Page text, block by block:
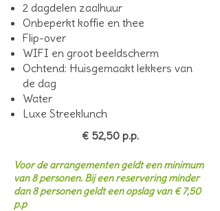
2 dagdelen zaalhuur
Onbeperkt koffie en thee
Flip-over
WIFI en groot beeldscherm
Ochtend: Huisgemaakt lekkers van
de dag
Water
Luxe Streeklunch
€ 52,50 p.p.
Voor de arrangementen geldt een minimum
van 8 personen. Bij een reservering minder
dan 8 personen geldt een opslag van € 7,50
p.p